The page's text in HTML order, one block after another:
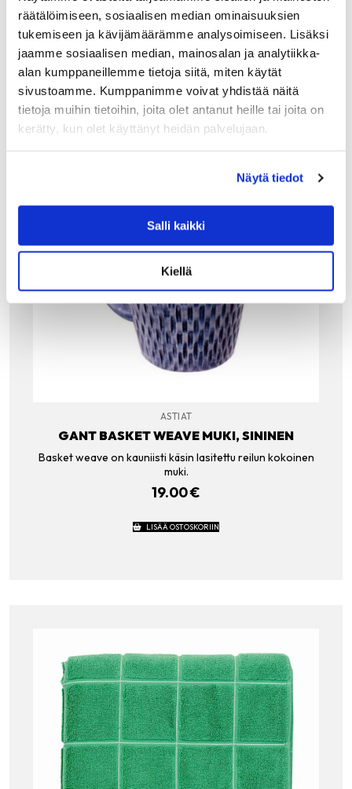
räätälöimiseen, sosiaalisen median ominaisuuksien
tukemiseen ja kävijämäärämme analysoimiseen. Lisäksi
jaamme sosiaalisen median, mainosalan ja analytiikka-
alan kumppaneillemme tietoja siitä, miten käytät
sivustoamme. Kumppanimme voivat yhdistää näitä
tietoja muihin tietoihin, joita olet antanut heille tai joita on
kerätty, kun olet käyttänyt heidän palvelujaan.
Näytä tiedot
Salli kaikki
Kiellä
LISÄÄ OSTOSKORIIN
ASTIAT
GANT BASKET WEAVE MUKI, SININEN
Basket weave on kauniisti käsin lasitettu reilun kokoinen
muki.
19.00€
LISÄÄ OSTOSKORIIN